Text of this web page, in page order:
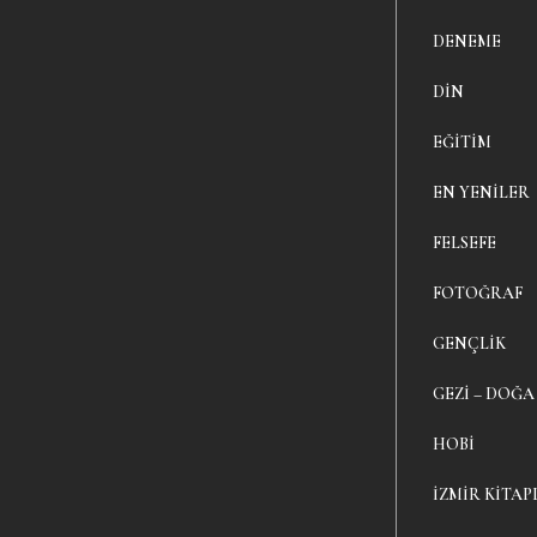
DENEME
DIN
EĞITIM
EN YENILER
FELSEFE
FOTOĞRAF
GENÇLIK
GEZI – DOĞA
HOBI
İZMIR